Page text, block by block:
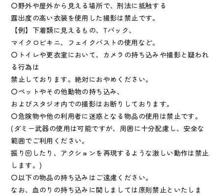
〇野外や屋外から見える場所で、刑法に抵触する
露出度の高い衣装を使用した撮影は禁止です。
【例】下着類に見えるもの、Tバック、
マイクロビキニ、フェイクバストの使用など。
〇トイレや更衣室において、カメラの持ち込みや撮影と疑われ
る行為は
禁止しております。絶対におやめください。
〇ペットやその他動物の持ち込み、
およびスタジオ内での撮影はお断りしております。
〇危険物や他の利用者に迷惑となる物品の使用は禁止です。
(ダミー武器の使用は可能ですが、周囲に十分配慮し、安全な
範囲でご利用ください。
振り回したり、アクションを再現するような激しい動作は禁止
します。)
〇以下の物品の持ち込みはご遠慮ください。
なお、血のりの持ち込みに関しましては原則禁止といたしま